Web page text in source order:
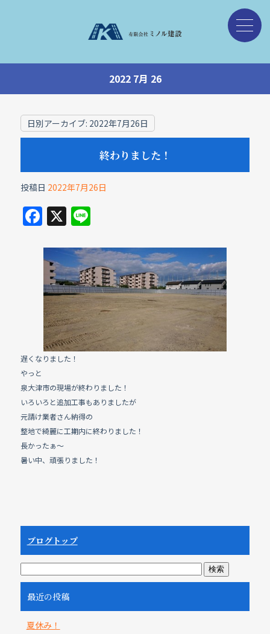
2022 7月 26
日別アーカイブ: 2022年7月26日
終わりました！
投稿日 2022年7月26日
F
c
e
b
o
o
k
X Li
e
遅くなりました！
やっと
泉大津市の現場が終わりました！
いろいろと追加工事もありましたが
元請け業者さん納得の
整地で綺麗に工期内に終わりました！
長かったぁ～
暑い中、頑張りました！
ブログトップ
最近の投稿
夏休み！